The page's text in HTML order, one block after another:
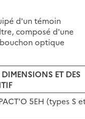
d'un témoin
composé d'une
optique
ET DES
5EH (types S